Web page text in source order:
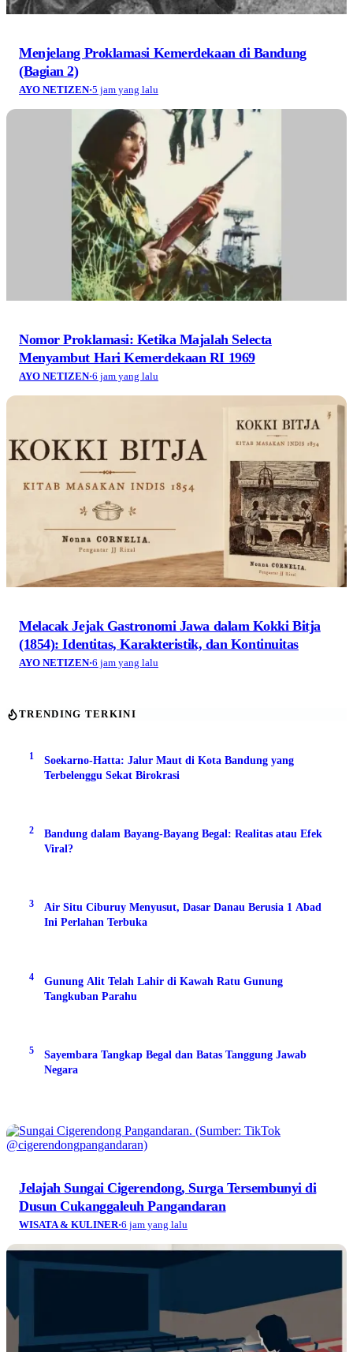
Menjelang Proklamasi Kemerdekaan di Bandung
(Bagian 2)
AYO NETIZEN·5 jam yang lalu
Nomor Proklamasi: Ketika Majalah Selecta
Menyambut Hari Kemerdekaan RI 1969
AYO NETIZEN·6 jam yang lalu
Melacak Jejak Gastronomi Jawa dalam Kokki Bitja
(1854): Identitas, Karakteristik, dan Kontinuitas
AYO NETIZEN·6 jam yang lalu
TRENDING TERKINI
1
Soekarno-Hatta: Jalur Maut di Kota Bandung yang
Terbelenggu Sekat Birokrasi
2
Bandung dalam Bayang-Bayang Begal: Realitas atau Efek
Viral?
3
Air Situ Ciburuy Menyusut, Dasar Danau Berusia 1 Abad
Ini Perlahan Terbuka
4
Gunung Alit Telah Lahir di Kawah Ratu Gunung
Tangkuban Parahu
5
Sayembara Tangkap Begal dan Batas Tanggung Jawab
Negara
Jelajah Sungai Cigerendong, Surga Tersembunyi di
Dusun Cukanggaleuh Pangandaran
WISATA & KULINER·6 jam yang lalu